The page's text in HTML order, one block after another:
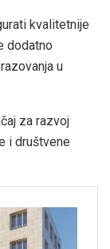
kvalitetnije
dodatno
u
za razvoj
i društvene